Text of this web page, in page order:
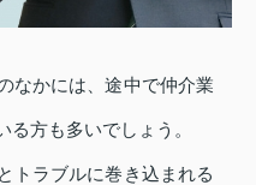
なかには、途中で仲介業
方も多いでしょう。
トラブルに巻き込まれる